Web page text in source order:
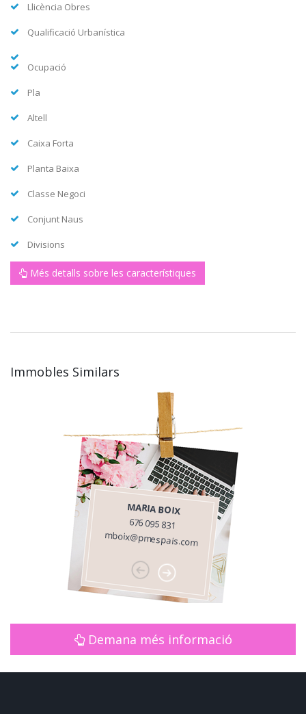
Llicència Obres
Qualificació Urbanística
Ocupació
Pla
Altell
Caixa Forta
Planta Baixa
Classe Negoci
Conjunt Naus
Divisions
Més detalls sobre les característiques
Immobles Similars
MARIA BOIX
676 095 831
mboix@pmespais.com
Demana més informació